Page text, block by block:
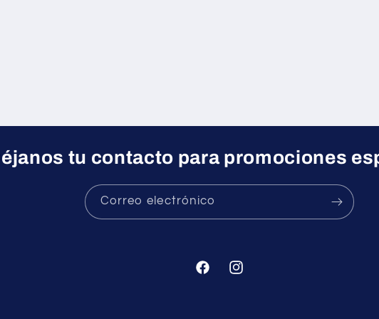
tu contacto para promociones
Correo electrónico
FacebookInstagram